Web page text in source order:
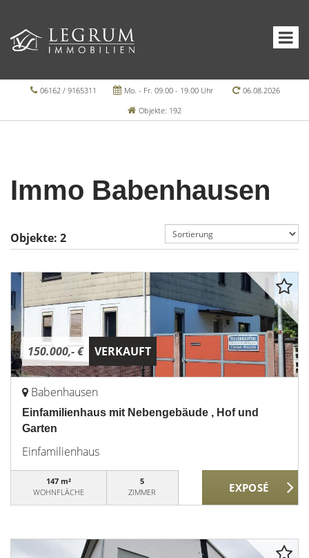
06162 / 9165311 Mo. - Fr. 09.00 - 19.00 Uhr
06.08.2026
Objekte: 192
Immo Babenhausen
Objekte: 2
150.000,- € VERKAUFT
Babenhausen
Einfamilienhaus mit Nebengebäude , Hof und
Garten
Einfamilienhaus
147 m²
WOHNFLÄCHE
5
ZIMMER